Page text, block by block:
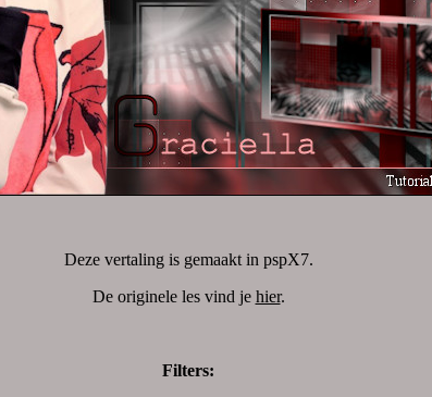
Deze vertaling is gemaakt in pspX7.
De originele les vind je hier.
Filters: